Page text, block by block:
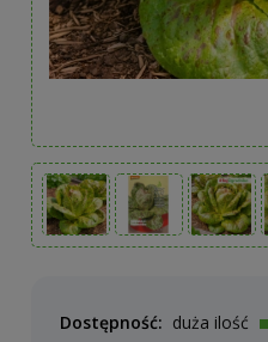
Dostępność: duża ilość